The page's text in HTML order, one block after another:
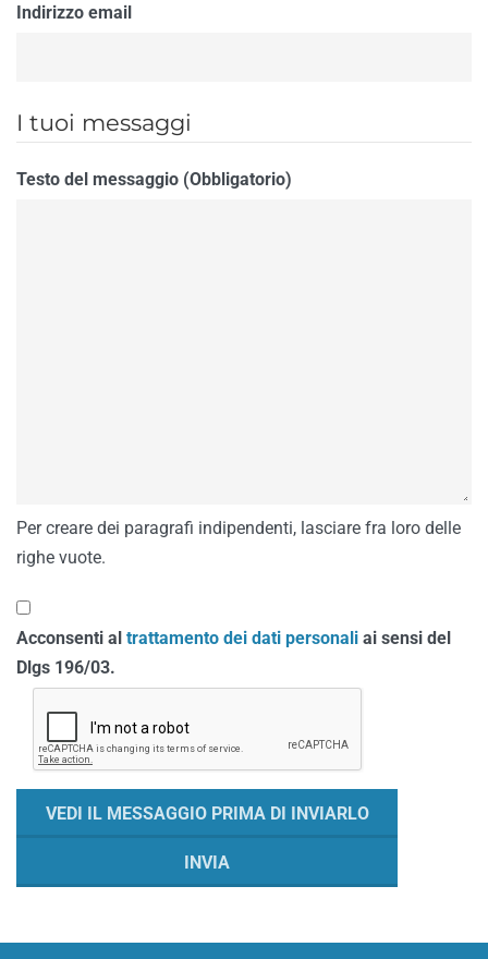
Indirizzo email
I tuoi messaggi
Testo del messaggio (Obbligatorio)
Per creare dei paragrafi indipendenti, lasciare fra loro delle
righe vuote.
Acconsenti al trattamento dei dati personali ai sensi del
Dlgs 196/03.